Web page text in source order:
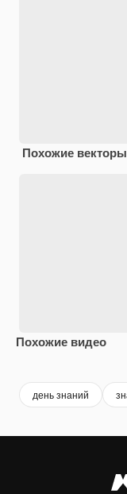
Похожие векторы
Похожие видео
день знаний